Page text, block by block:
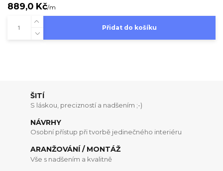
889,0 Kč/m
Přidat do košíku
ŠITÍ
S láskou, precizností a nadšením ;-)
NÁVRHY
Osobní přístup při tvorbě jedinečného interiéru
ARANŽOVÁNÍ / MONTÁŽ
Vše s nadšením a kvalitně